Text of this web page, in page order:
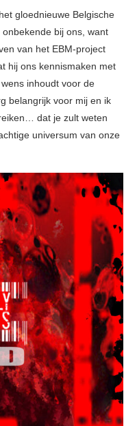
gloednieuwe Belgische
onbekende bij ons, want
van het EBM-project
hij ons kennismaken met
inhoudt voor de
belangrijk voor mij en ik
dat je zult weten
universum van onze